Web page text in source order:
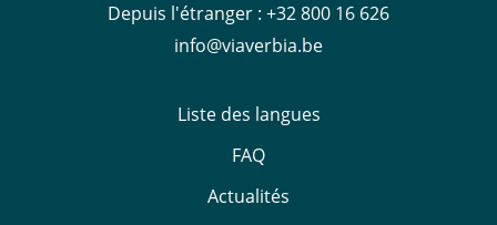
Depuis l'étranger : +32 800 16 626
info@viaverbia.be
Liste des langues
FAQ
Actualités